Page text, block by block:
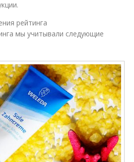
рейтинга
мы учитывали следующие